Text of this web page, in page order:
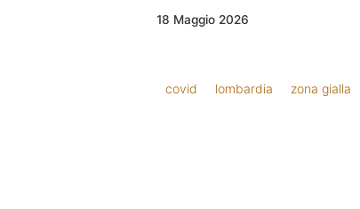
18 Maggio 2026
covid lombardia zona gialla